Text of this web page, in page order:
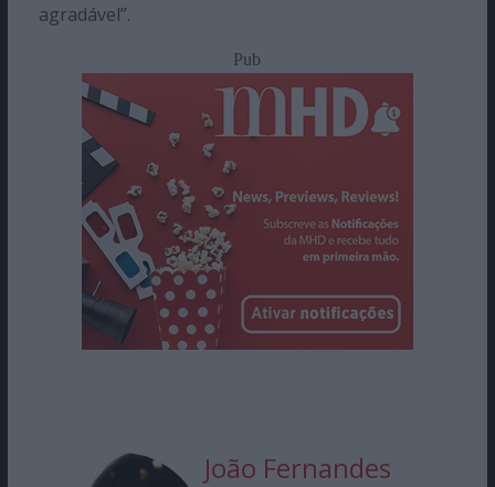
agradável”.
Pub
João Fernandes